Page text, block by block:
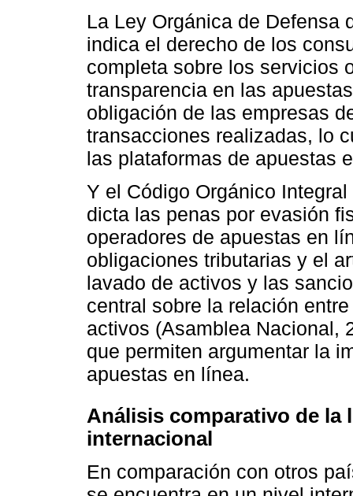
La Ley Orgánica de Defensa
indica el derecho de los
completa sobre los servicios
transparencia en las
obligación de las empresas
transacciones realizadas, lo
las plataformas de apuestas
Y el Código Orgánico
dicta las penas por evasión
operadores de apuestas en
obligaciones tributarias y el
lavado de activos y las
central sobre la relación
activos (Asamblea Nacional,
que permiten argumentar la
apuestas en línea.
Análisis comparativo de la
internacional
En comparación con otros